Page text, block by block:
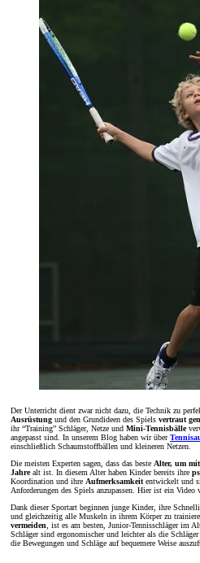
Der Unterricht dient zwar nicht dazu, die Technik zu
Ausrüstung und den Grundideen des Spiels vertraut
ihr “Training” Schläger, Netze und Mini-Tennisbälle
angepasst sind. In unserem Blog haben wir über
einschließlich Schaumstoffbällen und kleineren Netzen.
Die meisten Experten sagen, dass das beste Alter, um
Jahrealt ist. In diesem Alter haben Kinder bereits ihre
Koordination und ihre Aufmerksamkeit entwickelt und
Anforderungen des Spiels anzupassen. Hier ist ein
Dank dieser Sportart beginnen junge Kinder, ihre
und gleichzeitig alle Muskeln in ihrem Körper zu
vermeiden , ist es am besten, Junior-Tennisschläger im
Schläger sind ergonomischer und leichter als die
die Bewegungen und Schläge auf bequemere Weise